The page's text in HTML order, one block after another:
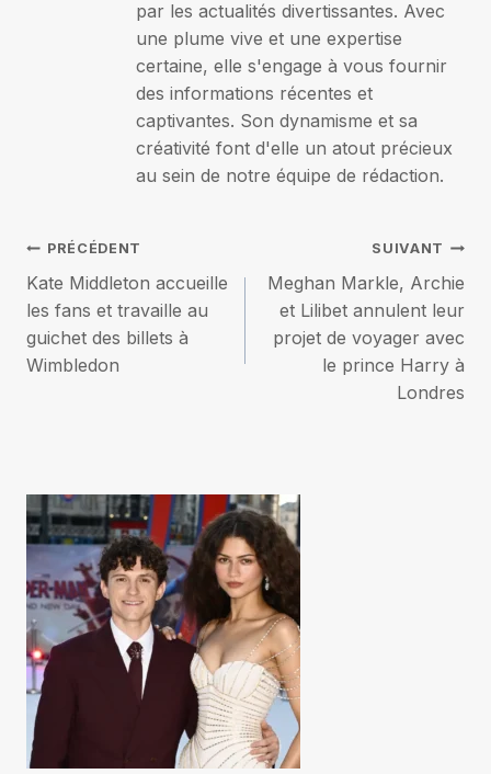
par les actualités divertissantes. Avec
une plume vive et une expertise
certaine, elle s'engage à vous fournir
des informations récentes et
captivantes. Son dynamisme et sa
créativité font d'elle un atout précieux
au sein de notre équipe de rédaction.
Navigation
de
l’article
PRÉCÉDENT
Kate Middleton accueille
les fans et travaille au
guichet des billets à
Wimbledon
SUIVANT
Meghan Markle, Archie
et Lilibet annulent leur
projet de voyager avec
le prince Harry à
Londres